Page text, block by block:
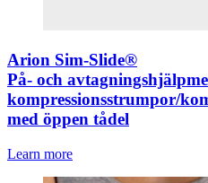
Arion Sim-Slide®
På- och
kompressionsstrumpor/
med öppen tådel
Learn more